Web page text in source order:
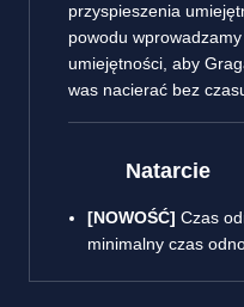
przyspieszenia
powodu
umiejętności, aby
was nacierać bez
Natarcie
[NOWOŚĆ] Czas
minimalny czas